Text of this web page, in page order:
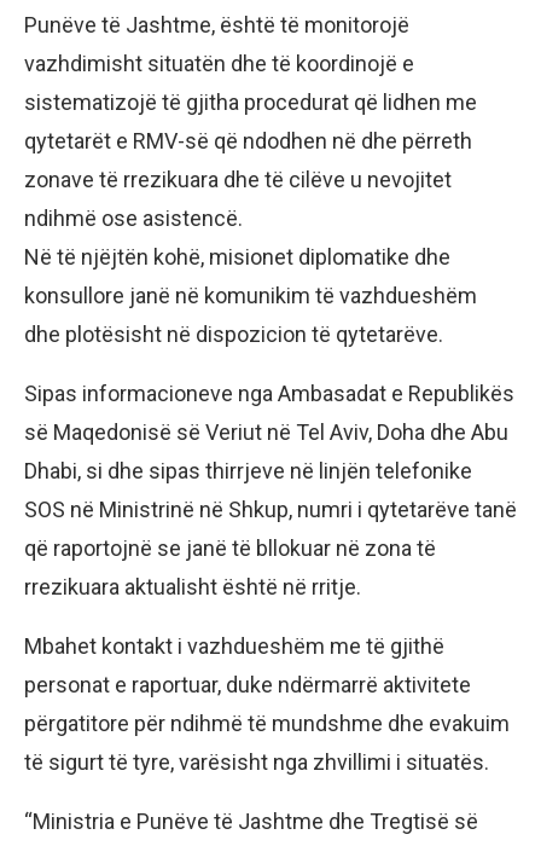
Punëve të Jashtme, është të monitorojë
vazhdimisht situatën dhe të koordinojë e
sistematizojë të gjitha procedurat që lidhen me
qytetarët e RMV-së që ndodhen në dhe përreth
zonave të rrezikuara dhe të cilëve u nevojitet
ndihmë ose asistencë.
Në të njëjtën kohë, misionet diplomatike dhe
konsullore janë në komunikim të vazhdueshëm
dhe plotësisht në dispozicion të qytetarëve.
Sipas informacioneve nga Ambasadat e Republikës
së Maqedonisë së Veriut në Tel Aviv, Doha dhe Abu
Dhabi, si dhe sipas thirrjeve në linjën telefonike
SOS në Ministrinë në Shkup, numri i qytetarëve tanë
që raportojnë se janë të bllokuar në zona të
rrezikuara aktualisht është në rritje.
Mbahet kontakt i vazhdueshëm me të gjithë
personat e raportuar, duke ndërmarrë aktivitete
përgatitore për ndihmë të mundshme dhe evakuim
të sigurt të tyre, varësisht nga zhvillimi i situatës.
“Ministria e Punëve të Jashtme dhe Tregtisë së